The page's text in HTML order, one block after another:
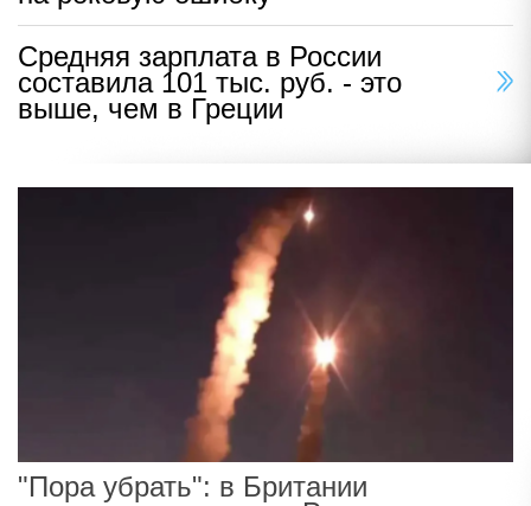
Средняя зарплата в России
составила 101 тыс. руб. - это
выше, чем в Греции
"Пора убрать": в Британии